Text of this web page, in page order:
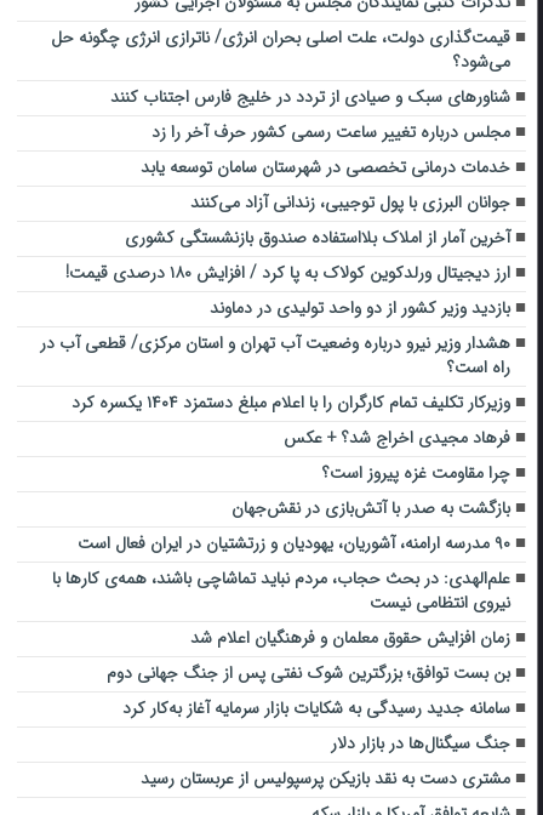
قیمت‌گذاری دولت، علت اصلی بحران انرژی/ ناترازی انرژی چگونه حل
می‌شود؟
شناورهای سبک و صیادی از تردد در خلیج فارس اجتناب کنند
مجلس درباره تغییر ساعت رسمی کشور حرف آخر را زد
خدمات درمانی تخصصی در شهرستان سامان توسعه یابد
جوانان البرزی با پول توجیبی‌، زندانی آزاد می‌کنند
آخرین آمار از املاک بلااستفاده صندوق بازنشستگی کشوری
ارز دیجیتال ورلدکوین کولاک به پا کرد / افزایش ۱۸۰ درصدی قیمت!
بازدید وزیر کشور از دو واحد تولیدی در دماوند
هشدار وزیر نیرو درباره وضعیت آب تهران و استان مرکزی/ قطعی آب در
راه است؟
وزیرکار تکلیف تمام کارگران را با اعلام مبلغ دستمزد ۱۴۰۴ یکسره کرد
فرهاد مجیدی اخراج شد؟ + عکس
چرا مقاومت غزه پیروز است؟
بازگشت به صدر با آتش‌بازی در نقش‌جهان
۹۰ مدرسه ارامنه، آشوریان، یهودیان و زرتشتیان در ایران فعال است
علم‌الهدی: در بحث حجاب، مردم نباید تماشاچی باشند، همه‌ی کارها با
نیروی انتظامی نیست
زمان افزایش حقوق معلمان و فرهنگیان اعلام شد
بن بست توافق؛ بزرگترین شوک نفتی پس از جنگ جهانی دوم
سامانه جدید رسیدگی به شکایات بازار سرمایه آغاز به‌کار کرد
جنگ سیگنال‌ها در بازار دلار
مشتری دست به نقد بازیکن پرسپولیس از عربستان رسید